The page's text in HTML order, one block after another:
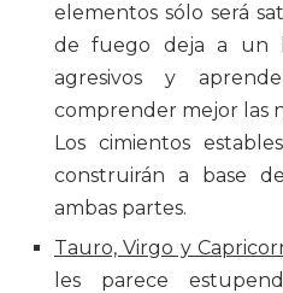
elementos sólo será
de fuego deja a un
agresivos y
comprender mejor las
Los cimientos
construirán a base
ambas partes.
Tauro, Virgo y
les parece